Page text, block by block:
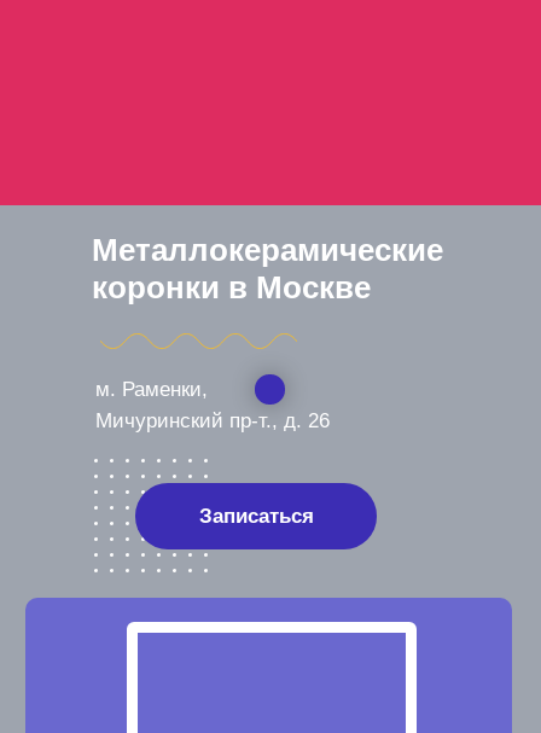
м. Раменки,
Мичуринский пр-т., д. 26
Записаться
Металлокерамические
коронки в Москве